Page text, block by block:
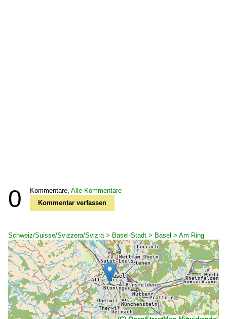
0 Kommentare, Alle Kommentare
Kommentar verfassen
Schweiz/Suisse/Svizzera/Svizra > Basel-Stadt > Basel > Am Ring